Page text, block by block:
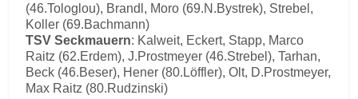
(46.Tologlou), Brandl, Moro (69.N.Bystrek), Strebel,
Koller (69.Bachmann)
TSV Seckmauern: Kalweit, Eckert, Stapp, Marco
Raitz (62.Erdem), J.Prostmeyer (46.Strebel), Tarhan,
Beck (46.Beser), Hener (80.Löffler), Olt, D.Prostmeyer,
Max Raitz (80.Rudzinski)